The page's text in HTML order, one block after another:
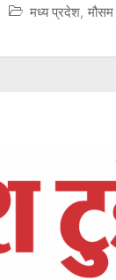
मध्य प्रदेश, मौसम